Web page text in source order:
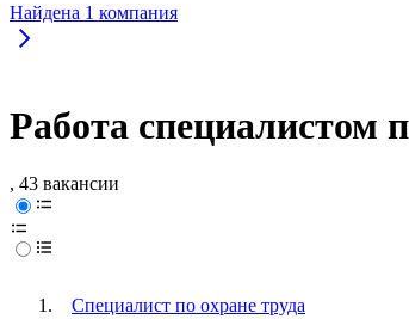
Найдена 1 компания
Работа специалистом
, 43 вакансии
Специалист по охране труда